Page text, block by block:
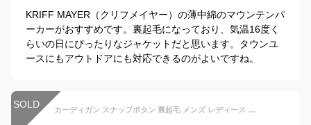
KRIFF MAYER（クリフメイヤー）の薄中綿のマウンテンパ
ーカーがおすすめです。裏起毛になっており、気温16度く
らいの日にぴったりなジャケットだと思います。タウンユ
ースにもアウトドアにも対応できるのがよいですね。
SOLD カーディガン スナップボタン 裏起毛 メンズ レディース 長袖 ヘビーウェイト 無地 ブルゾン オーバーサイズ ライトアウター カジュアル ストリート リラックス ルームウェア ワンマイル 保温 暖かい ペア お揃い ユニセックス 14853